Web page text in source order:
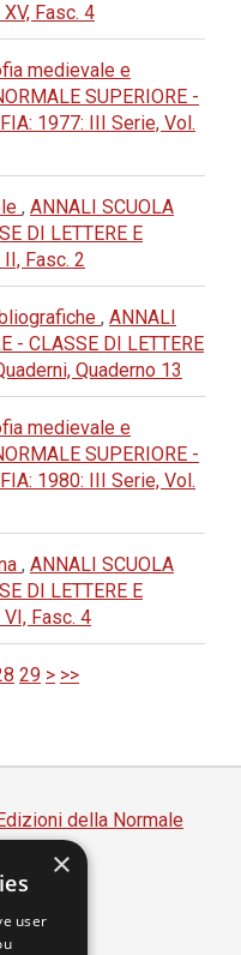
Fasc. 4
medievale e
SUPERIORE -
1977: III Serie, Vol.
, ANNALI SCUOLA
DI LETTERE E
Fasc. 2
, ANNALI
- CLASSE DI LETTERE
Quaderno 13
medievale e
SUPERIORE -
1980: III Serie, Vol.
, ANNALI SCUOLA
DI LETTERE E
Fasc. 4
29 > >>
della Normale
Pisa×
user